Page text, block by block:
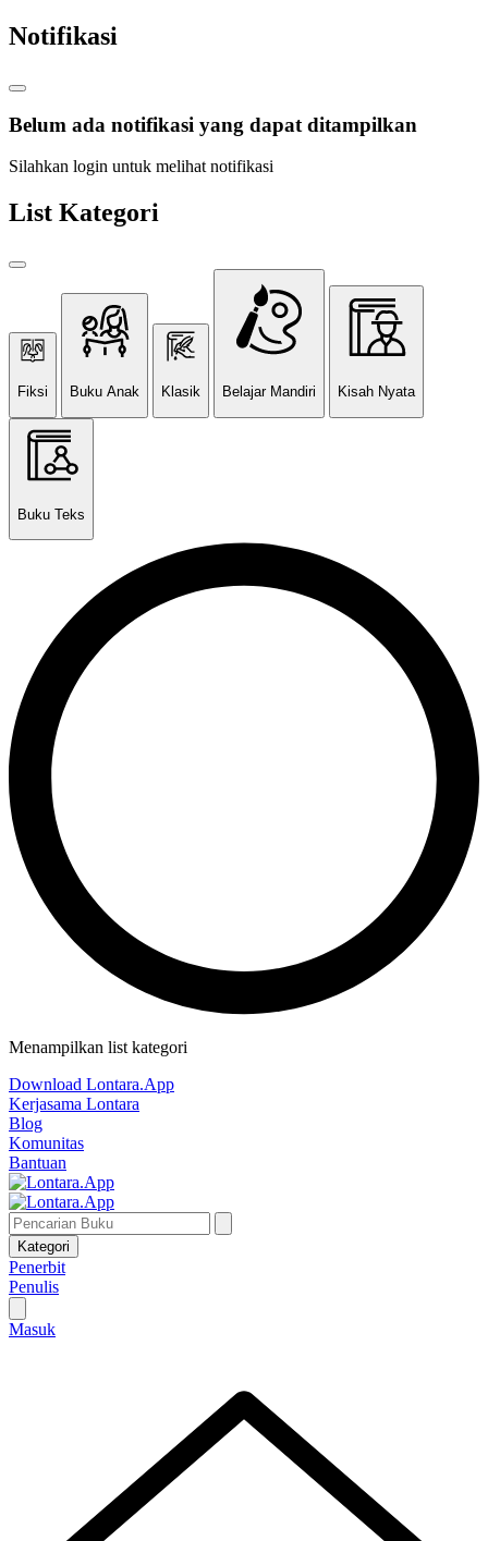
Notifikasi
Belum ada notifikasi yang dapat ditampilkan
Silahkan login untuk melihat notifikasi
List Kategori
Fiksi Buku Anak Klasik Belajar Mandiri Kisah Nyata
Buku Teks
Menampilkan list kategori
Download Lontara.App
Kerjasama Lontara
Blog
Komunitas
Bantuan
Kategori
Penerbit
Penulis
Masuk